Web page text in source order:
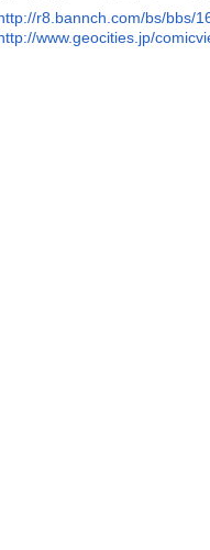
r8.bannch.com/bs/bbs/
www.geocities.jp/